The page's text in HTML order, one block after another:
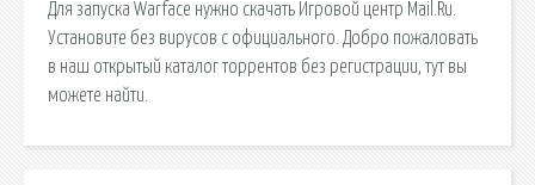
Для запуска Warface нужно скачать Игровой центр Mail.Ru.
Установите без вирусов с официального. Добро пожаловать
в наш открытый каталог торрентов без регистрации, тут вы
можете найти.